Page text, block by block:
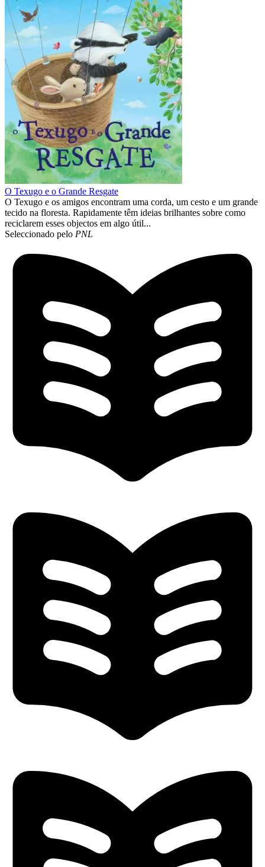
O Texugo e o Grande Resgate
O Texugo e os amigos encontram uma corda, um cesto e um grande
tecido na floresta. Rapidamente têm ideias brilhantes sobre como
reciclarem esses objectos em algo útil...
Seleccionado pelo PNL